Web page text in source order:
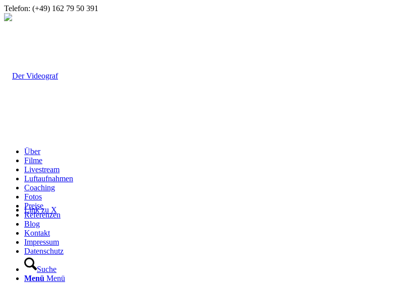
Telefon: (+49) 162 79 50 391
Link zu X
Über
Filme
Livestream
Luftaufnahmen
Coaching
Fotos
Preise
Referenzen
Blog
Kontakt
Impressum
Datenschutz
Suche
Menü Menü